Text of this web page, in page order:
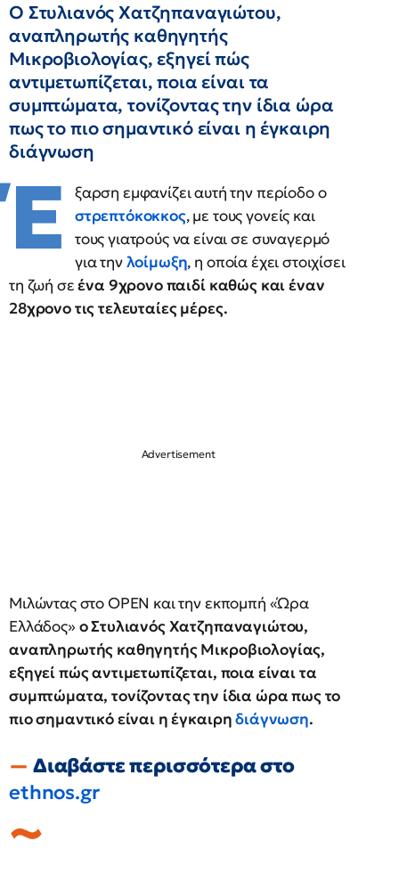
Ο Στυλιανός Χατζηπαναγιώτου,
αναπληρωτής καθηγητής
Μικροβιολογίας, εξηγεί πώς
αντιμετωπίζεται, ποια είναι τα
συμπτώματα, τονίζοντας την ίδια ώρα
πως το πιο σημαντικό είναι η έγκαιρη
διάγνωση
Έ
ξαρση εμφανίζει αυτή την περίοδο ο
στρεπτόκοκκος, με τους γονείς και
τους γιατρούς να είναι σε συναγερμό
για τηνλοίμωξη, η οποία έχει στοιχίσει
τη ζωή σεένα 9χρονο παιδί καθώς και έναν
28χρονο τις τελευταίες μέρες.
Μιλώντας στο OPEN και την εκπομπή «Ώρα
Ελλάδος» ο Στυλιανός Χατζηπαναγιώτου,
αναπληρωτής καθηγητής Μικροβιολογίας,
εξηγεί πώς αντιμετωπίζεται, ποια είναι τα
συμπτώματα, τονίζοντας την ίδια ώρα πως το
πιο σημαντικό είναι η έγκαιρηδιάγνωση.
Διαβάστε περισσότερα στο
ethnos.gr